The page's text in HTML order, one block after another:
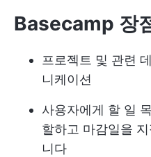
Basecamp 장
프로젝트 및 관련
니케이션
사용자에게 할 일
할하고 마감일을
니다